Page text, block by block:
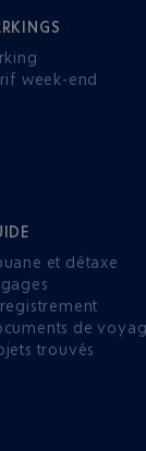
week-end
et détaxe
de
trouvés